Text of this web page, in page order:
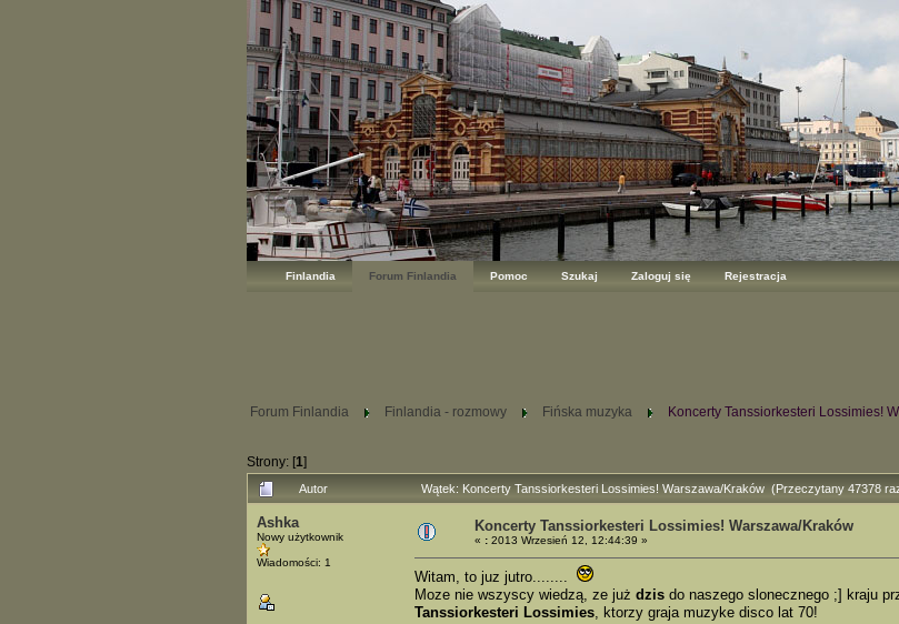
Finlandia Forum Finlandia Pomoc Szukaj Zaloguj się Rejestracja
Forum Finlandia Finlandia - rozmowy Fińska muzyka Koncerty Tanssiorkesteri Lossimies!
Strony: [1]
Autor Wątek: Koncerty Tanssiorkesteri Lossimies! Warszawa/Kraków (Przeczytany 47378
Ashka
Nowy użytkownik
Wiadomości: 1
Koncerty Tanssiorkesteri Lossimies! Warszawa/Kraków
« : 2013 Wrzesień 12, 12:44:39 »
Witam, to juz jutro........
Moze nie wszyscy wiedzą, ze już dzis do naszego slonecznego ;] kraju
Tanssiorkesteri Lossimies, ktorzy graja muzyke disco lat 70!